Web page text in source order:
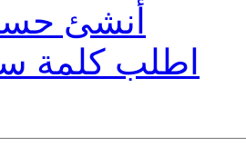
أنشئ
اطلب كلمة